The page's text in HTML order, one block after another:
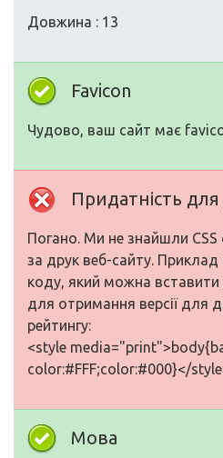
Довжина : 13
Favicon
Чудово, ваш сайт має
Придатність
Погано. Ми не знайшли CSS
за друк веб-сайту. Приклад
коду, який можна вставити
для отримання версії для
рейтингу:
<style
color:#FFF;color:#000}</
Мова